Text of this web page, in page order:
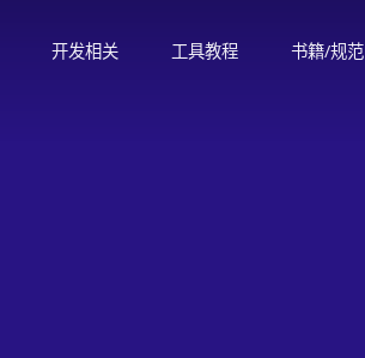
开发相关 工具教程 书籍/规范